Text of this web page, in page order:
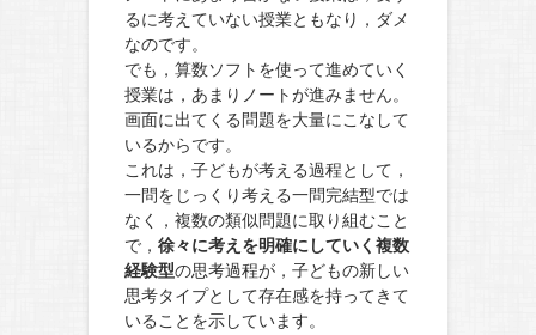
るに考えていない授業ともなり，ダメ
なのです。
でも，算数ソフトを使って進めていく
授業は，あまりノートが進みません。
画面に出てくる問題を大量にこなして
いるからです。
これは，子どもが考える過程として，
一問をじっくり考える一問完結型では
なく，複数の類似問題に取り組むこと
で， 徐々に考えを明確にしていく複数
経験型の思考過程が，子どもの新しい
思考タイプとして存在感を持ってきて
いることを示しています。